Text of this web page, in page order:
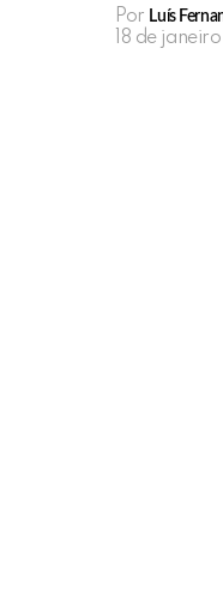
Por Luís
18 de